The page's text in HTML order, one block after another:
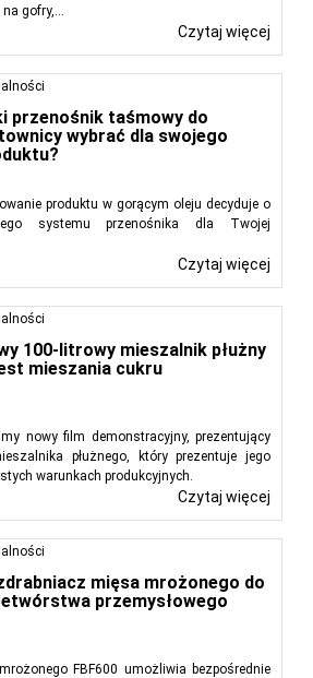
gofry,...
Czytaj więcej
przenośnik taśmowy do
wybrać dla swojego
produktu w gorącym oleju decyduje o
systemu przenośnika dla Twojej
Czytaj więcej
100-litrowy mieszalnik płużny
mieszania cukru
nowy film demonstracyjny, prezentujący
płużnego, który prezentuje jego
warunkach produkcyjnych.
Czytaj więcej
mięsa mrożonego do
przemysłowego
FBF600 umożliwia bezpośrednie